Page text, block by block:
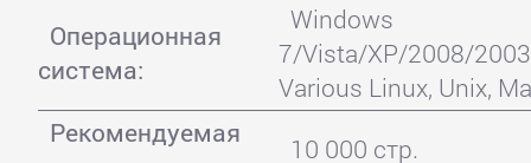
Операционная
система:
Windows
7/Vista/XP/2008/
Various Linux, Unix,
Рекомендуемая
10 000 стр.